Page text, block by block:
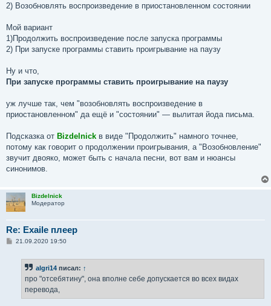
2) Возобновлять воспроизведение в приостановленном состоянии
Мой вариант
1)Продолжить воспроизведение после запуска программы
2) При запуске программы ставить проигрывание на паузу
Ну и что,
При запуске программы ставить проигрывание на паузу
уж лучше так, чем "возобновлять воспроизведение в
приостановленном" да ещё и "состоянии" — вылитая йода письма.
Подсказка от Bizdelnick в виде "Продолжить" намного точнее,
потому как говорит о продолжении проигрывания, а "Возобновление"
звучит двояко, может быть с начала песни, вот вам и нюансы
синонимов.
Bizdelnick
Модератор
Re: Exaile плеер
С21.09.2020 19:50
algri14 писал: ↑
про "отсебятину", она вполне себе допускается во всех видах
перевода,